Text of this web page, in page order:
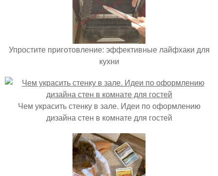
Упростите приготовление: эффективные лайфхаки для
кухни
Чем украсить стенку в зале. Идеи по оформлению
дизайна стен в комнате для гостей